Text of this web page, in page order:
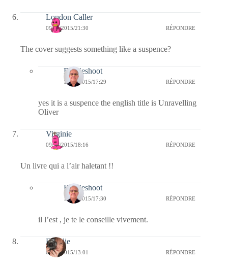
London Caller
09/10/2015/21:30 RÉPONDRE
The cover suggests something like a suspence?
Bernieshoot
10/10/2015/17:29 RÉPONDRE
yes it is a suspence the english title is Unravelling
Oliver
Virginie
09/10/2015/18:16 RÉPONDRE
Un livre qui a l’air haletant !!
Bernieshoot
10/10/2015/17:30 RÉPONDRE
il l’est , je te le conseille vivement.
Floralie
09/10/2015/13:01 RÉPONDRE